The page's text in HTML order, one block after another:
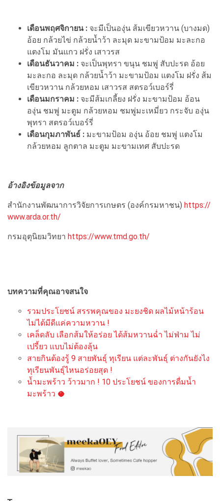
เดือนพฤศจิกายน : จะมีเป็นองุ่น ส้มเขียวหวาน (บางมด)
อ้อย กล้วยไข่ กล้วยน้ำว้า ละมุด มะขามป้อม มะละกอ
แตงโม มันแกว ฝรั่ง เสาวรส
เดือนธันวาคม : จะเป็นพุทรา ขนุน ชมพู่ สับปะรด อ้อย
มะละกอ ละมุด กล้วยน้ำว้า มะขามป้อม แตงโม ฝรั่ง ส้ม
เขียวหวาน กล้วยหอม เสาวรส สตรอว์เบอร์รี่
เดือนมกราคม : จะมีส้มเกลี้ยง ฝรั่ง มะขามป้อม อ้อน
องุ่น ชมพู่ มะตูม กล้วยหอม ชมพู่มะเหมี่ยว กระจับ องุ่น
พุทรา สตรอว์เบอร์รี่
เดือนกุมภาพันธ์ : มะขามป้อม องุ่น อ้อย ชมพู่ แตงโม
กล้วยหอม ลูกตาล มะตูม มะขามเทศ สับปะรด
อ้างอิงข้อมูลจาก
สำนักงานพัฒนาการวิจัยการเกษตร (องค์กรมหาชน) https://
www.arda.or.th/
กรมอุตุนิยมวิทยา https://www.tmd.go.th/
บทความที่คุณอาจสนใจ
รวมประโยชน์ สรรพคุณของ มะยงชิด ผลไม้หน้าร้อน
ไม่ได้มีดีแค่ความหวาน !
เคล็ดลับ เลือกส้มให้อร่อย ได้ส้มหวานฉ่ำ ไม่ฟ่าม ไม่
เปรี้ยว แบบไม่ต้องลุ้น
สายกินต้องรู้ 9 สายพันธุ์ ทุเรียน แต่ละพันธุ์ ต่างกันยังไง
ทุเรียนพันธุ์ไหนอร่อยสุด !
น้ำมะพร้าว ว้าวมาก ! 10 ประโยชน์ ของการดื่มน้ำ
มะพร้าว 🥥